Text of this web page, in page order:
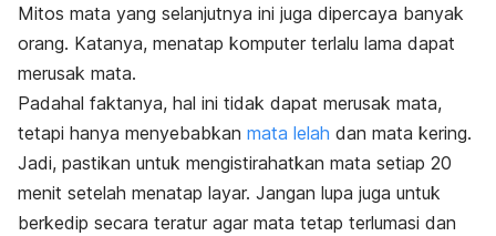
Mitos mata yang selanjutnya ini juga dipercaya banyak
orang. Katanya, menatap komputer terlalu lama dapat
merusak mata.
Padahal faktanya, hal ini tidak dapat merusak mata,
tetapi hanya menyebabkan mata lelah dan mata kering.
Jadi, pastikan untuk mengistirahatkan mata setiap 20
menit setelah menatap layar. Jangan lupa juga untuk
berkedip secara teratur agar mata tetap terlumasi dan